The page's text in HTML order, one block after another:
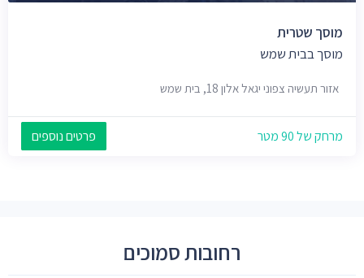
מוסך שטרית
מוסך בבית שמש
אזור תעשיה צפוני יגאל אלון 18, בית שמש
מרחק של 90 מטר פרטים נוספים
רחובות סמוכים